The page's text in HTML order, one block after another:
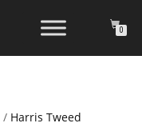
0
/ Harris Tweed